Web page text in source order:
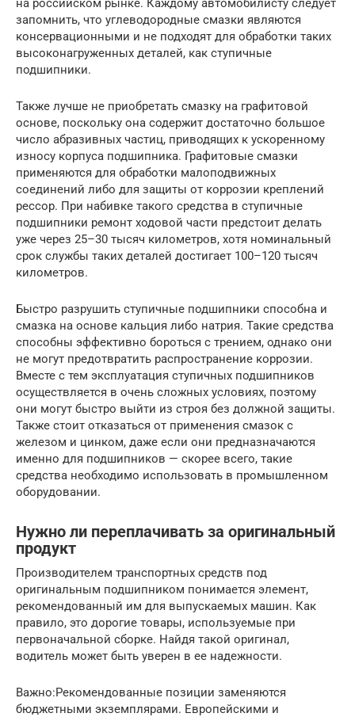
на российском рынке. Каждому автомобилисту следует
запомнить, что углеводородные смазки являются
консервационными и не подходят для обработки таких
высоконагруженных деталей, как ступичные
подшипники.
Также лучше не приобретать смазку на графитовой
основе, поскольку она содержит достаточно большое
число абразивных частиц, приводящих к ускоренному
износу корпуса подшипника. Графитовые смазки
применяются для обработки малоподвижных
соединений либо для защиты от коррозии креплений
рессор. При набивке такого средства в ступичные
подшипники ремонт ходовой части предстоит делать
уже через 25–30 тысяч километров, хотя номинальный
срок службы таких деталей достигает 100–120 тысяч
километров.
Быстро разрушить ступичные подшипники способна и
смазка на основе кальция либо натрия. Такие средства
способны эффективно бороться с трением, однако они
не могут предотвратить распространение коррозии.
Вместе с тем эксплуатация ступичных подшипников
осуществляется в очень сложных условиях, поэтому
они могут быстро выйти из строя без должной защиты.
Также стоит отказаться от применения смазок с
железом и цинком, даже если они предназначаются
именно для подшипников — скорее всего, такие
средства необходимо использовать в промышленном
оборудовании.
Нужно ли переплачивать за оригинальный
продукт
Производителем транспортных средств под
оригинальным подшипником понимается элемент,
рекомендованный им для выпускаемых машин. Как
правило, это дорогие товары, используемые при
первоначальной сборке. Найдя такой оригинал,
водитель может быть уверен в ее надежности.
Важно:Рекомендованные позиции заменяются
бюджетными экземплярами. Европейскими и